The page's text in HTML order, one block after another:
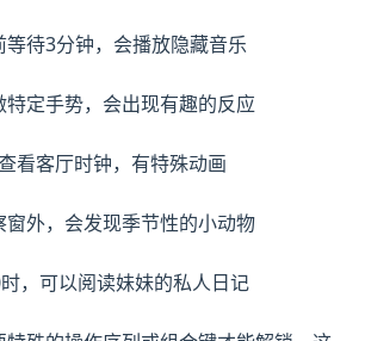
等待3分钟，会播放隐藏音乐
特定手势，会出现有趣的反应
看客厅时钟，有特殊动画
窗外，会发现季节性的小动物
，可以阅读妹妹的私人日记